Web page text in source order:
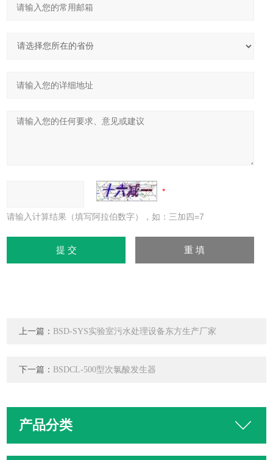
请输入计算结果（填写阿拉伯数字），如：三加四=7
上一篇： BSD-SYS实验室污水处理设备东方生产厂家
下一篇： BSDCL-500型次氯酸发生器
产品分类